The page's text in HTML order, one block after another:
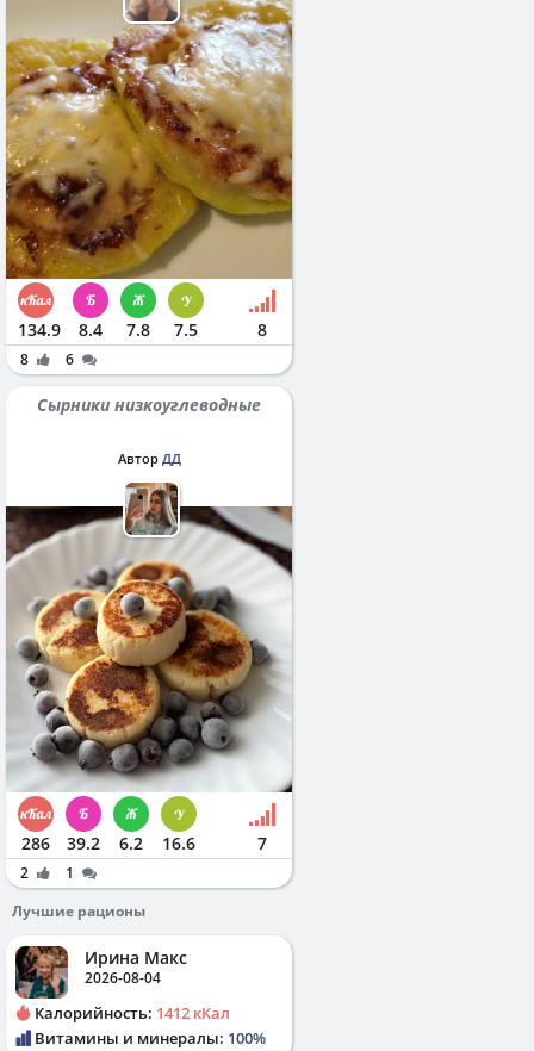
134.9 8.4 7.8 7.5 8
8 6
Сырники низкоуглеводные
Автор ДД
286 39.2 6.2 16.6 7
2
1
Лучшие рационы
Ирина Макс
2026-08-04
Калорийность: 1412 кКал
Витамины и минералы: 100%